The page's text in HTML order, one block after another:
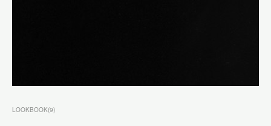
LOOKBOOK(9)